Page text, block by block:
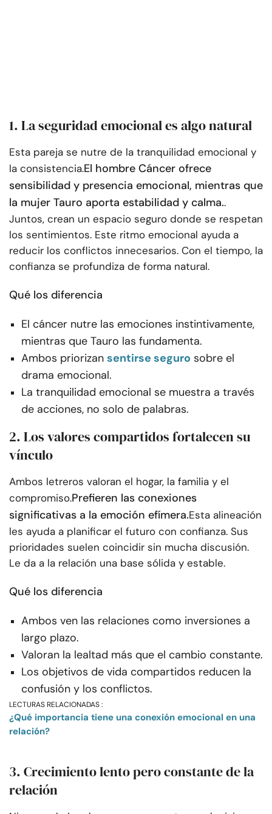
1. La seguridad emocional es algo natural
Esta pareja se nutre de la tranquilidad emocional y
la consistencia.El hombre Cáncer ofrece
sensibilidad y presencia emocional, mientras que
la mujer Tauro aporta estabilidad y calma..
Juntos, crean un espacio seguro donde se respetan
los sentimientos. Este ritmo emocional ayuda a
reducir los conflictos innecesarios. Con el tiempo, la
confianza se profundiza de forma natural.
Qué los diferencia
El cáncer nutre las emociones instintivamente,
mientras que Tauro las fundamenta.
Ambos priorizan sentirse seguro sobre el
drama emocional.
La tranquilidad emocional se muestra a través
de acciones, no solo de palabras.
2. Los valores compartidos fortalecen su
vínculo
Ambos letreros valoran el hogar, la familia y el
compromiso.Prefieren las conexiones
significativas a la emoción efímera.Esta alineación
les ayuda a planificar el futuro con confianza. Sus
prioridades suelen coincidir sin mucha discusión.
Le da a la relación una base sólida y estable.
Qué los diferencia
Ambos ven las relaciones como inversiones a
largo plazo.
Valoran la lealtad más que el cambio constante.
Los objetivos de vida compartidos reducen la
confusión y los conflictos.
LECTURAS RELACIONADAS :
¿Qué importancia tiene una conexión emocional en una
relación?
3. Crecimiento lento pero constante de la
relación